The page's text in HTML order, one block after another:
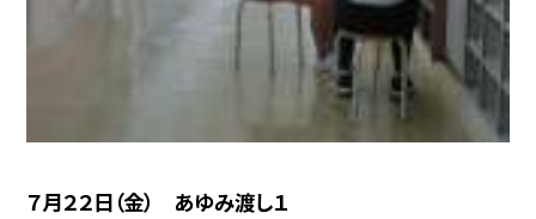
７月２２日（金） あゆみ渡し１